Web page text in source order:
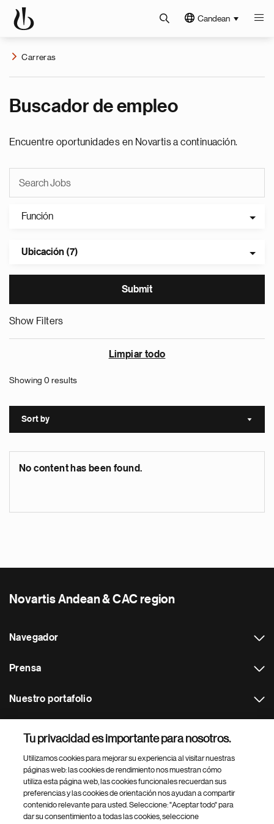
Candean
Carreras
Buscador de empleo
Encuentre oportunidades en Novartis a continuación.
Función
Ubicación (7)
Show Filters
Limpiar todo
Showing 0 results
Sort by Sort
No content has been found.
Novartis Andean & CAC region
Navegador
Prensa
Nuestro portafolio
Footer Site Search
Tu privacidad es importante para nosotros.
Utilizamos cookies para mejorar su experiencia al visitar nuestras
páginas web: las cookies de rendimiento nos muestran cómo
utiliza esta página web, las cookies funcionales recuerdan sus
preferencias y las cookies de orientación nos ayudan a compartir
contenido relevante para usted. Seleccione: "Aceptar todo" para
dar su consentimiento a todas las cookies, seleccione